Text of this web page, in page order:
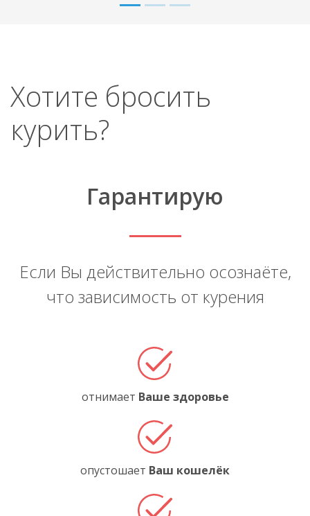
Хотите бросить
курить?
Гарантирую
Если Вы действительно осознаёте,
что зависимость от курения
отнимает Ваше здоровье
опустошает Ваш кошелёк